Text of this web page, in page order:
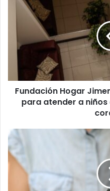
Hogar
propia
para
a
niños
corazón
Fundación Hogar
para atender a
Expertos
instan
a
tener